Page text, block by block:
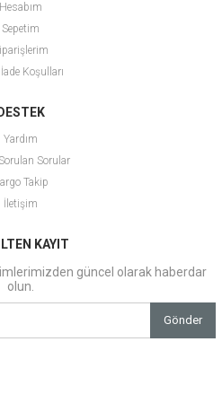
Hesabım
Sepetim
Koşulları
DESTEK
Yardım
Sorular
Takip
İletişim
KAYIT
güncel olarak haberdar
olun.
Gönder